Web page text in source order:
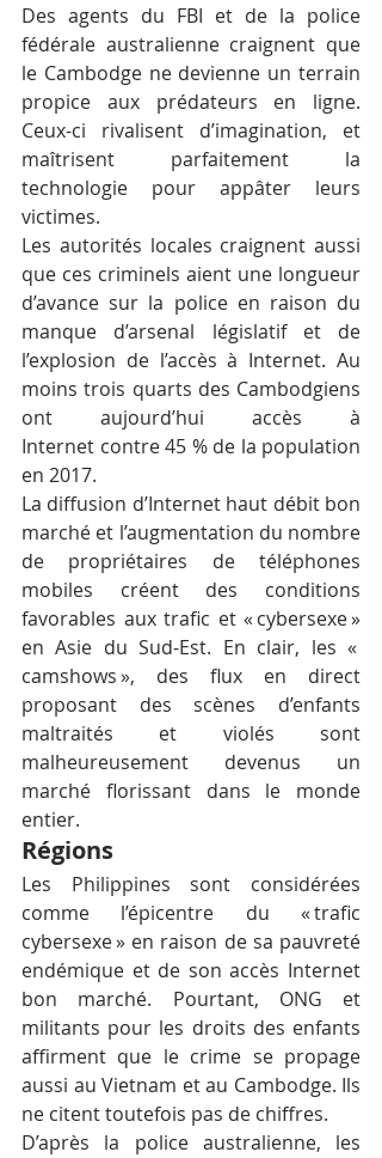
Des agents du FBI et de la police
fédérale australienne craignent que
le Cambodge ne devienne un terrain
propice aux prédateurs en ligne.
Ceux-ci rivalisent d’imagination, et
maîtrisent parfaitement la
technologie pour appâter leurs
victimes.
Les autorités locales craignent aussi
que ces criminels aient une longueur
d’avance sur la police en raison du
manque d’arsenal législatif et de
l’explosion de l’accès à Internet. Au
moins trois quarts des Cambodgiens
ont aujourd’hui accès à
Internet contre 45 % de la population
en 2017.
La diffusion d’Internet haut débit bon
marché et l’augmentation du nombre
de propriétaires de téléphones
mobiles créent des conditions
favorables aux trafic et « cybersexe »
en Asie du Sud-Est. En clair, les «
camshows », des flux en direct
proposant des scènes d’enfants
maltraités et violés sont
malheureusement devenus un
marché florissant dans le monde
entier.
Régions
Les Philippines sont considérées
comme l’épicentre du « trafic
cybersexe » en raison de sa pauvreté
endémique et de son accès Internet
bon marché. Pourtant, ONG et
militants pour les droits des enfants
affirment que le crime se propage
aussi au Vietnam et au Cambodge. Ils
ne citent toutefois pas de chiffres.
D’après la police australienne, les